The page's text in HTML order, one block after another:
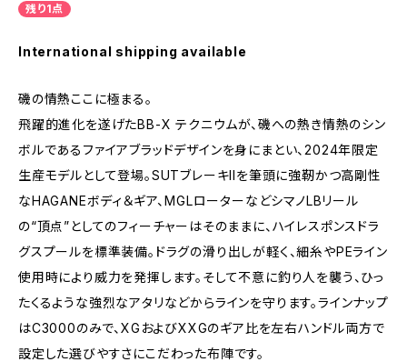
残り1点
International shipping available
磯の情熱ここに極まる。
飛躍的進化を遂げたBB-X テクニウムが、磯への熱き情熱のシン
ボルであるファイアブラッドデザインを身にまとい、2024年限定
生産モデルとして登場。SUTブレーキIIを筆頭に強靭かつ高剛性
なHAGANEボディ＆ギア、MGLローターなどシマノLBリール
の“頂点”としてのフィーチャーはそのままに、ハイレスポンスドラ
グスプールを標準装備。ドラグの滑り出しが軽く、細糸やPEライン
使用時により威力を発揮します。そして不意に釣り人を襲う、ひっ
たくるような強烈なアタリなどからラインを守ります。ラインナップ
はC3000のみで、XGおよびXXGのギア比を左右ハンドル両方で
設定した選びやすさにこだわった布陣です。